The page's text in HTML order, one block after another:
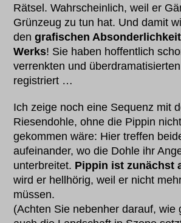
Rätsel. Wahrscheinlich, weil er
Grünzeug zu tun hat. Und damit
dengrafischen
Werks! Sie haben hoffentlich
verrenkten und
registriert …
Ich zeige noch eine Sequenz mit
Riesendohle, ohne die Pippin
gekommen wäre: Hier treffen
aufeinander, wo die Dohle ihr
unterbreitet. Pippin ist zunächst
wird er hellhörig, weil er nicht
müssen.
(Achten Sie nebenher darauf, wie